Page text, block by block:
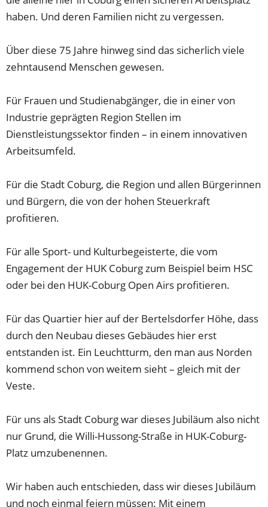
haben. Und deren Familien nicht zu vergessen.
Über diese 75 Jahre hinweg sind das sicherlich viele
zehntausend Menschen gewesen.
Für Frauen und Studienabgänger, die in einer von
Industrie geprägten Region Stellen im
Dienstleistungssektor finden – in einem innovativen
Arbeitsumfeld.
Für die Stadt Coburg, die Region und allen Bürgerinnen
und Bürgern, die von der hohen Steuerkraft
profitieren.
Für alle Sport- und Kulturbegeisterte, die vom
Engagement der HUK Coburg zum Beispiel beim HSC
oder bei den HUK-Coburg Open Airs profitieren.
Für das Quartier hier auf der Bertelsdorfer Höhe, dass
durch den Neubau dieses Gebäudes hier erst
entstanden ist. Ein Leuchtturm, den man aus Norden
kommend schon von weitem sieht – gleich mit der
Veste.
Für uns als Stadt Coburg war dieses Jubiläum also nicht
nur Grund, die Willi-Hussong-Straße in HUK-Coburg-
Platz umzubenennen.
Wir haben auch entschieden, dass wir dieses Jubiläum
und noch einmal feiern müssen: Mit einem